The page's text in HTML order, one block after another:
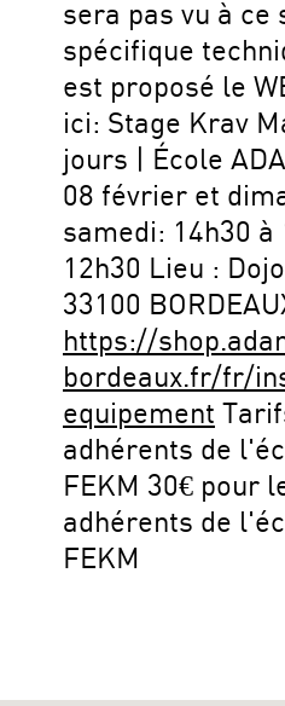
sera pas vu à ce
spécifique
est proposé le
ici: Stage Krav
jours | École
08 février et
samedi: 14h30 à
12h30 Lieu :
33100
https://
bordeaux.fr/fr/
equipement
adhérents de
FEKM 30€ pour
adhérents de
FEKM